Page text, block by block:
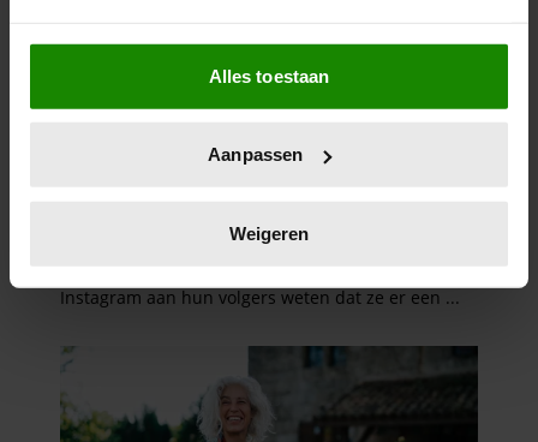
Als u het toestaat, willen we ook graag:
Informatie verzamelen over uw geografische
locatie, die tot een paar meter nauwkeurig kan zijn
scannen op specifieke eigenschappen (fingerprinting)
verwerkt en stel uw voorkeuren in het
intrekken in de Cookieverklaring.
We gebruiken cookies om content en advertenties te
personaliseren, om functies voor social media te bieden
en om ons websiteverkeer te analyseren. Ook delen we
informatie over uw gebruik van onze site met onze
Alles toestaan
Aanpassen
Weigeren